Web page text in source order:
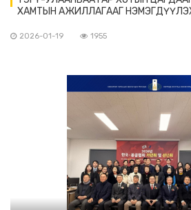
ХАМТЫН АЖИЛЛАГААГ
2026-01-19 1955